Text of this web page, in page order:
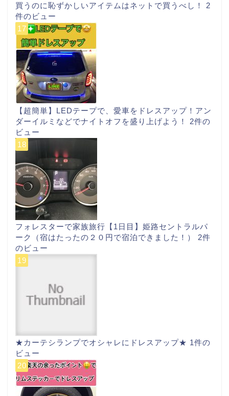
買うのに恥ずかしいアイテムはネットで買うべし！ 2
件のビュー
【超簡単】LEDテープで、愛車をドレスアップ！アン
ダーイルミなどでナイトオフを盛り上げよう！ 2件の
ビュー
フォレスターで家族旅行【1日目】姫路セントラルパ
ーク（宿はたったの２０円で宿泊できました！） 2件
のビュー
★カーテシランプでオシャレにドレスアップ★ 1件の
ビュー